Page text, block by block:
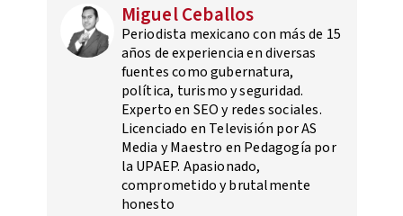
Miguel Ceballos
Periodista mexicano con más de 15
años de experiencia en diversas
fuentes como gubernatura,
política, turismo y seguridad.
Experto en SEO y redes sociales.
Licenciado en Televisión por AS
Media y Maestro en Pedagogía por
la UPAEP. Apasionado,
comprometido y brutalmente
honesto